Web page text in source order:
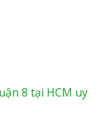
8 tại HCM uy